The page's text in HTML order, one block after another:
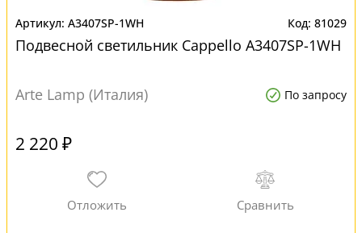
A3407SP-1WH 81029
Подвесной светильник Cappello A3407SP-1WH
Arte Lamp (Италия) По запросу
2 220 ₽